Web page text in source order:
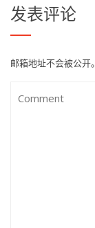
发表评论
邮箱地址不会被公开。